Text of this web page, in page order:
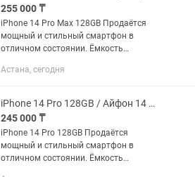
255 000 ₸
iPhone 14 Pro Max 128GB Продаётся
мощный и стильный смартфон в
отличном состоянии. Ёмкость
Цена: 255 000 тг Доступен Trade-in —
Астана, сегодня
iPhone 14 Pro 128GB / Айфон 14 Про 128ГБ PhoneLab
245 000 ₸
iPhone 14 Pro 128GB Продаётся
мощный и стильный смартфон в
отличном состоянии. Ёмкость